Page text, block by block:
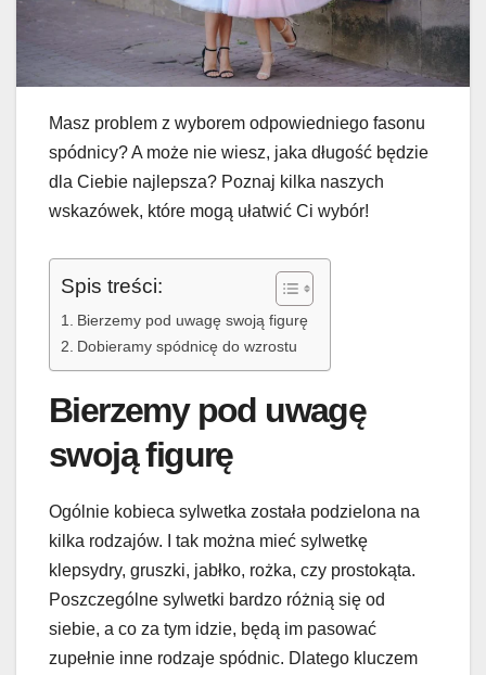
Masz problem z wyborem odpowiedniego fasonu
spódnicy? A może nie wiesz, jaka długość będzie
dla Ciebie najlepsza? Poznaj kilka naszych
wskazówek, które mogą ułatwić Ci wybór!
Spis treści:
Bierzemy pod uwagę swoją figurę
Dobieramy spódnicę do wzrostu
Bierzemy pod uwagę
swoją figurę
Ogólnie kobieca sylwetka została podzielona na
kilka rodzajów. I tak można mieć sylwetkę
klepsydry, gruszki, jabłko, rożka, czy prostokąta.
Poszczególne sylwetki bardzo różnią się od
siebie, a co za tym idzie, będą im pasować
zupełnie inne rodzaje spódnic. Dlatego kluczem